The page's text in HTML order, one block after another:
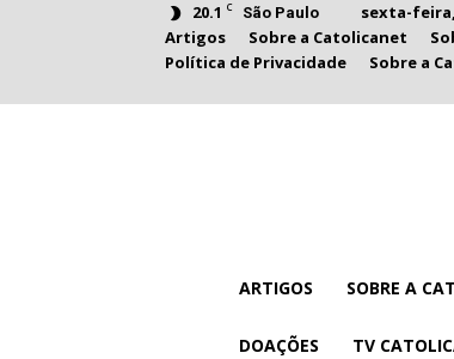
20.1 C São Paulo
sexta-
Artigos
Sobre a Catolicanet
Política de Privacidade
Sobre a
ARTIGOS SOBRE A
DOAÇÕES TV